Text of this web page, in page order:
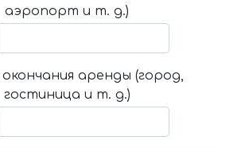
аэропорт и т. д.)
аренды (город,
гостиница и т. д.)